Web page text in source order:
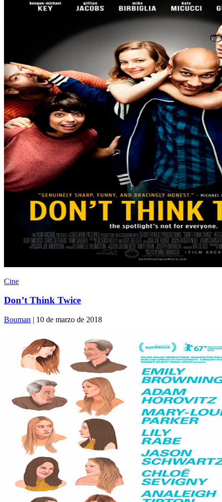
Cine
Don’t Think Twice
Bouman | 10 de marzo de 2018